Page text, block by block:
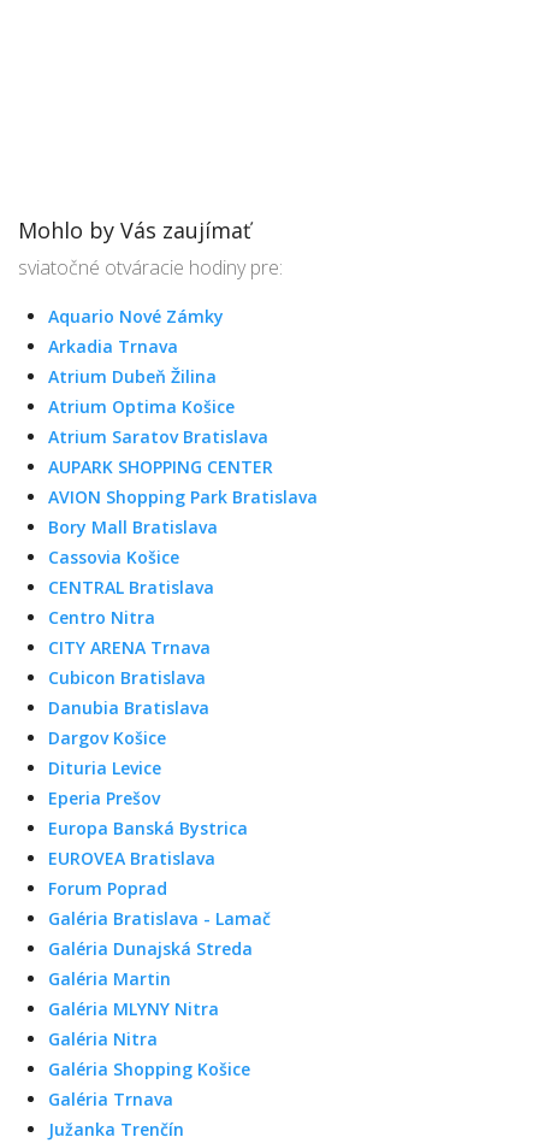
Mohlo by Vás zaujímať
sviatočné otváracie hodiny pre:
Aquario Nové Zámky
Arkadia Trnava
Atrium Dubeň Žilina
Atrium Optima Košice
Atrium Saratov Bratislava
AUPARK SHOPPING CENTER
AVION Shopping Park Bratislava
Bory Mall Bratislava
Cassovia Košice
CENTRAL Bratislava
Centro Nitra
CITY ARENA Trnava
Cubicon Bratislava
Danubia Bratislava
Dargov Košice
Dituria Levice
Eperia Prešov
Europa Banská Bystrica
EUROVEA Bratislava
Forum Poprad
Galéria Bratislava - Lamač
Galéria Dunajská Streda
Galéria Martin
Galéria MLYNY Nitra
Galéria Nitra
Galéria Shopping Košice
Galéria Trnava
Južanka Trenčín